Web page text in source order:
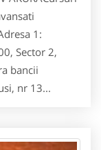
1:
Sector 2,
bancii
nr 13...